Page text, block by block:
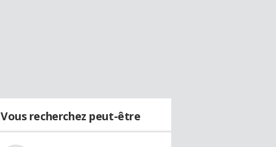
Vous recherchez peut-être